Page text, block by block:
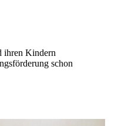
ihren Kindern
schon